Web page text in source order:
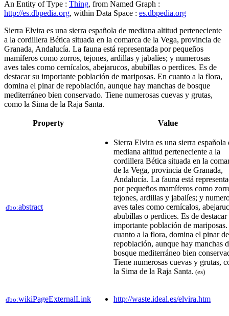
An Entity of Type : Thing, from Named Graph :
http://es.dbpedia.org, within Data Space : es.dbpedia.org
Sierra Elvira es una sierra española de mediana altitud perteneciente
a la cordillera Bética situada en la comarca de la Vega, provincia de
Granada, Andalucía. La fauna está representada por pequeños
mamíferos como zorros, tejones, ardillas y jabalíes; y numerosas
aves tales como cernícalos, abejarucos, abubillas o perdices. Es de
destacar su importante población de mariposas. En cuanto a la flora,
domina el pinar de repoblación, aunque hay manchas de bosque
mediterráneo bien conservado. Tiene numerosas cuevas y grutas,
como la Sima de la Raja Santa.
Property Value
dbo:abstract
Sierra Elvira es una sierra española
mediana altitud perteneciente a la
cordillera Bética situada en la
de la Vega, provincia de Granada,
Andalucía. La fauna está
por pequeños mamíferos como
tejones, ardillas y jabalíes; y
aves tales como cernícalos,
abubillas o perdices. Es de destacar
importante población de
cuanto a la flora, domina el pinar de
repoblación, aunque hay manchas
bosque mediterráneo bien
Tiene numerosas cuevas y grutas,
la Sima de la Raja Santa. (es)
dbo:wikiPageExternalLink http://waste.ideal.es/elvira.htm